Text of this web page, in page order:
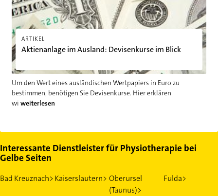
ARTIKEL
Aktienanlage im Ausland: Devisenkurse im Blick
Um den Wert eines ausländischen Wertpapiers in Euro zu
bestimmen, benötigen Sie Devisenkurse. Hier erklären
wi weiterlesen
Interessante Dienstleister für Physiotherapie bei
Gelbe Seiten
Bad Kreuznach>Kaiserslautern> Oberursel
(Taunus)>
Fulda>